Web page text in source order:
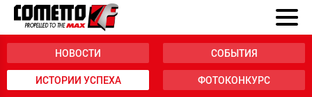
НОВОСТИ СОБЫТИЯ
ИСТОРИИ УСПЕХА ФОТОКОНКУРС